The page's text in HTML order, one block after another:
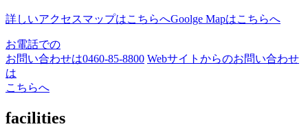
詳しいアクセスマップはこちらへGoolge Mapはこちらへ
お電話での
お問い合わせは0460-85-8800 Webサイトからのお問い合わせ
は
こちらへ
facilities